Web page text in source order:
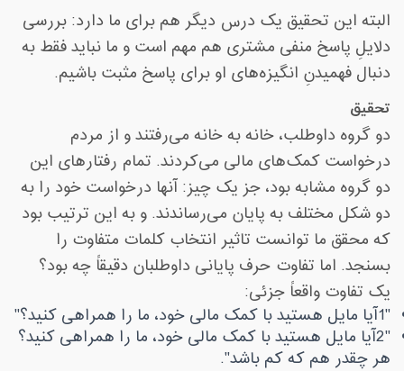
البته این تحقیق یک درس دیگر هم برای ما دارد: بررسی
دلایلِ پاسخ منفی مشتری هم مهم است و ما نباید فقط به
دنبال فهمیدنِ انگیزه‌های او برای پاسخ مثبت باشیم.
تحقیق
دو گروه داوطلب، خانه به خانه می‌رفتند و از مردم
درخواست کمک‌های مالی می‌کردند. تمام رفتارهای این
دو گروه مشابه بود، جز یک چیز: آنها درخواست خود را به
دو شکل مختلف به پایان می‌رساندند. و به این ترتیب بود
که محقق ما توانست تاثیر انتخاب کلمات متفاوت را
بسنجد. اما تفاوت حرف پایانی داوطلبان دقیقاً چه بود؟
یک تفاوت واقعاً جزئی:
1"آیا مایل هستید با کمک مالی خود، ما را همراهی کنید؟"
2"آیا مایل هستید با کمک مالی خود، ما را همراهی کنید؟
هر چقدر هم که کم باشد."